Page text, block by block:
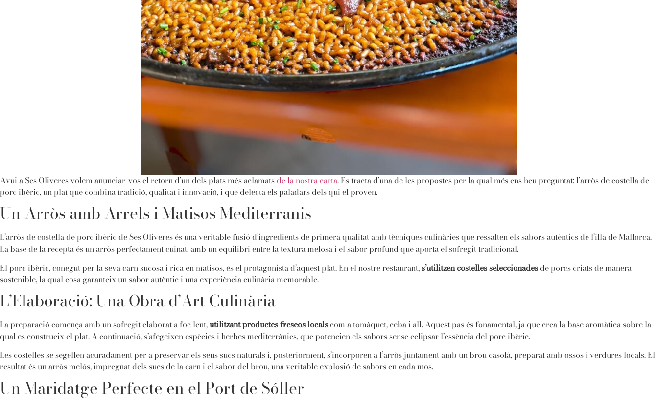
Avui a Ses Oliveres volem anunciar-vos el retorn d’un dels plats més aclamats de la nostra carta. Es tracta d’una de les propostes per la qual més ens heu preguntat: l’arròs de costella de
porc ibèric, un plat que combina tradició, qualitat i innovació, i que delecta els paladars dels qui el proven.
Un Arròs amb Arrels i Matisos Mediterranis
L’arròs de costella de porc ibèric de Ses Oliveres és una veritable fusió d’ingredients de primera qualitat amb tècniques culinàries que ressalten els sabors autèntics de l’illa de Mallorca.
La base de la recepta és un arròs perfectament cuinat, amb un equilibri entre la textura melosa i el sabor profund que aporta el sofregit tradicional.
El porc ibèric, conegut per la seva carn sucosa i rica en matisos, és el protagonista d’aquest plat. En el nostre restaurant, s’utilitzen costelles seleccionades de porcs criats de manera
sostenible, la qual cosa garanteix un sabor autèntic i una experiència culinària memorable.
L’Elaboració: Una Obra d’Art Culinària
La preparació comença amb un sofregit elaborat a foc lent, utilitzant productes frescos locals com a tomàquet, ceba i all. Aquest pas és fonamental, ja que crea la base aromàtica sobre la
qual es construeix el plat. A continuació, s’afegeixen espècies i herbes mediterrànies, que potencien els sabors sense eclipsar l’essència del porc ibèric.
Les costelles se segellen acuradament per a preservar els seus sucs naturals i, posteriorment, s’incorporen a l’arròs juntament amb un brou casolà, preparat amb ossos i verdures locals. El
resultat és un arròs melós, impregnat dels sucs de la carn i el sabor del brou, una veritable explosió de sabors en cada mos.
Un Maridatge Perfecte en el Port de Sóller